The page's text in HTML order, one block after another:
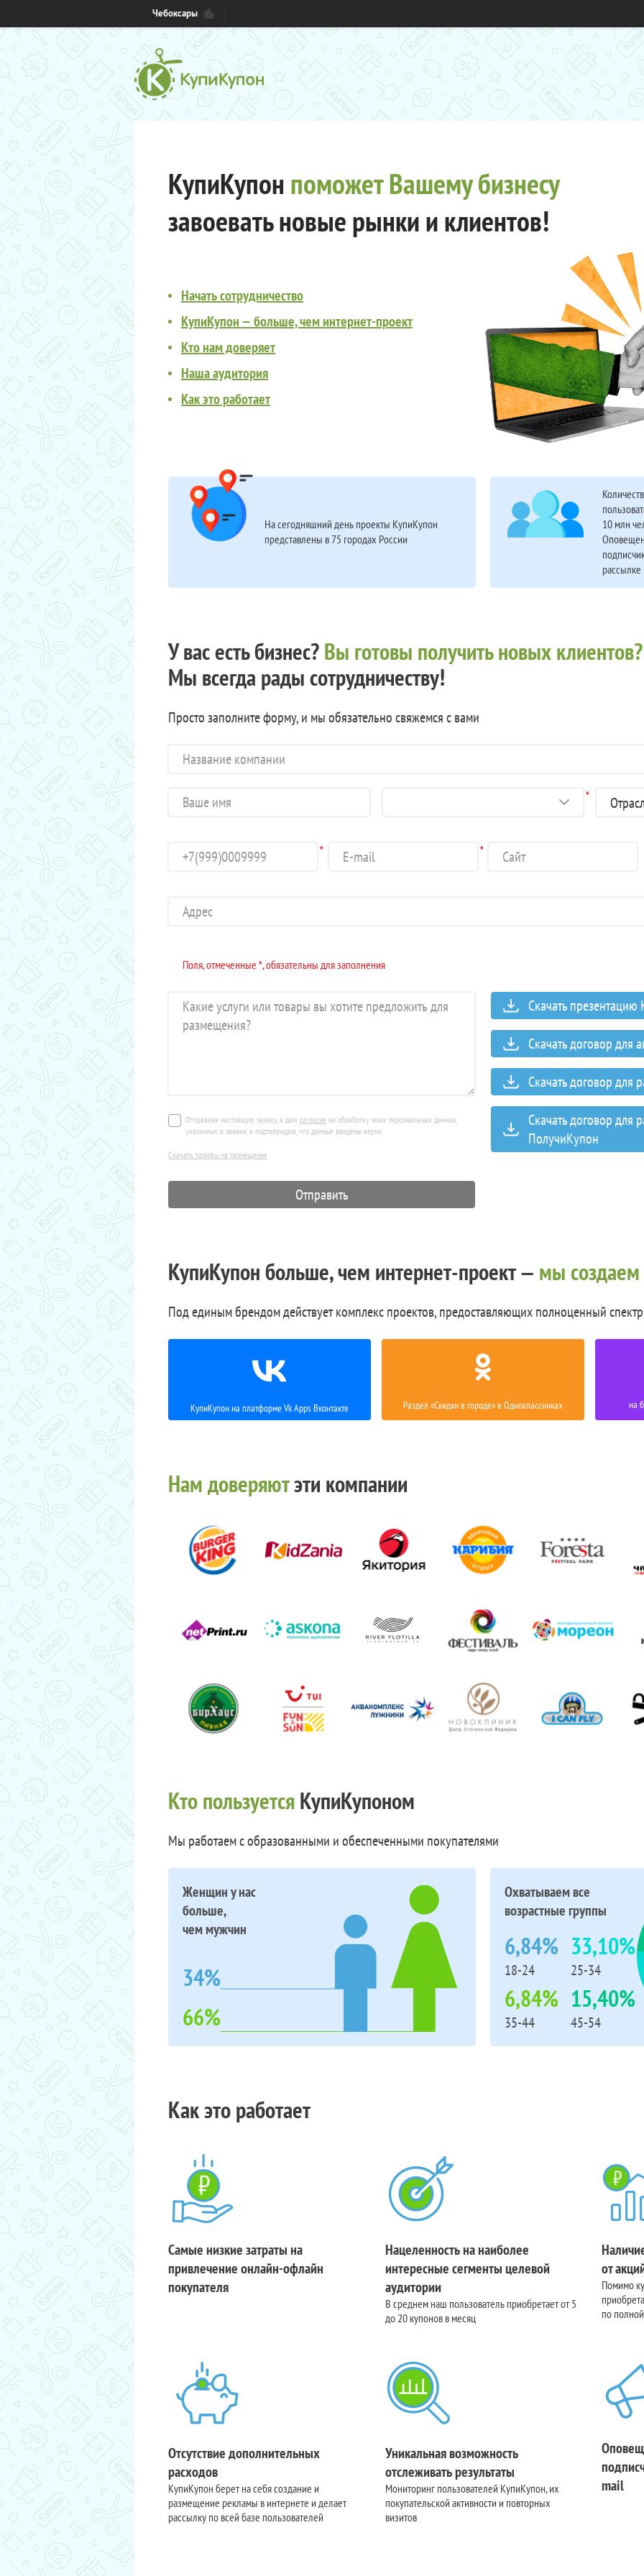
Чебоксары
КупиКупон поможет Вашему бизнесу
завоевать новые рынки и клиентов!
Начать сотрудничество
КупиКупон — больше, чем интернет-проект
Кто нам доверяет
Наша аудитория
Как это работает
На сегодняшний день проекты КупиКупон
представлены в 75 городах России
10 млн
рассылке
У вас есть бизнес?Вы готовы получить новых клиентов?
Мы всегда рады сотрудничеству!
Просто заполните форму, и мы обязательно свяжемся с вами
*
* *
Поля, отмеченные *, обязательны для заполнения
Отправляя настоящую заявку, я даю согласие на обработку моих персональных данных,
указанных в заявке, и подтверждаю, что данные введены верно.
Скачать тарифы на размещение
Скачать
Скачать договор для
Скачать договор для
Скачать договор для
ПолучиКупон
КупиКупон больше, чем интернет-проект — мы
Под единым брендом действует комплекс проектов, предоставляющих полноценный спектр
КупиКупон на платформе Vk Apps Вконтакте Раздел «Скидки в городе» в Одноклассниках на
Нам доверяютэти компании
Кто пользуетсяКупиКупоном
Мы работаем с образованными и обеспеченными покупателями
Женщин у нас
больше,
чем мужчин
34%
66%
Охватываем все
возрастные группы
6,84%
18-24
33,10%
25-34
6,84%
35-44
15,40%
45-54
Как это работает
Самые низкие затраты на
привлечение онлайн-офлайн
покупателя
Нацеленность на наиболее
интересные сегменты целевой
аудитории
В среднем наш пользователь приобретает от 5
до 20 купонов в месяц
от
Помимо
по
Отсутствие дополнительных
расходов
КупиКупон берет на себя создание и
размещение рекламы в интернете и делает
рассылку по всей базе пользователей
Уникальная возможность
отслеживать результаты
Мониторинг пользователей КупиКупон, их
покупательской активности и повторных
визитов
mail